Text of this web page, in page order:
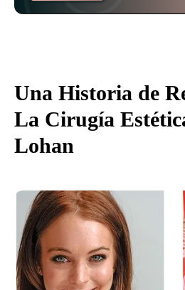
Una Historia de
La Cirugía
Lohan